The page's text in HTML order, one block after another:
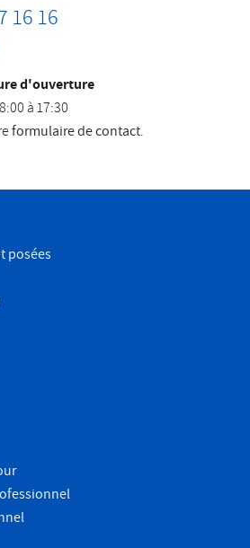
16 16
d'ouverture
à 17:30
formulaire de contact.
posées